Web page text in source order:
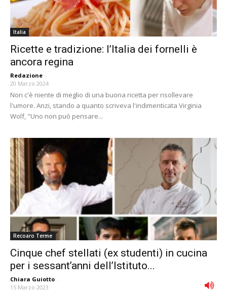
Italia
Ricette e tradizione: l’Italia dei fornelli è
ancora regina
Redazione -
20 Marzo 2024
Non c'è niente di meglio di una buona ricetta per risollevare
l'umore. Anzi, stando a quanto scriveva l'indimenticata Virginia
Wolf, "Uno non può pensare...
Recoaro Terme
Cinque chef stellati (ex studenti) in cucina
per i sessant’anni dell’Istituto...
Chiara Guiotto -
15 Marzo 2023